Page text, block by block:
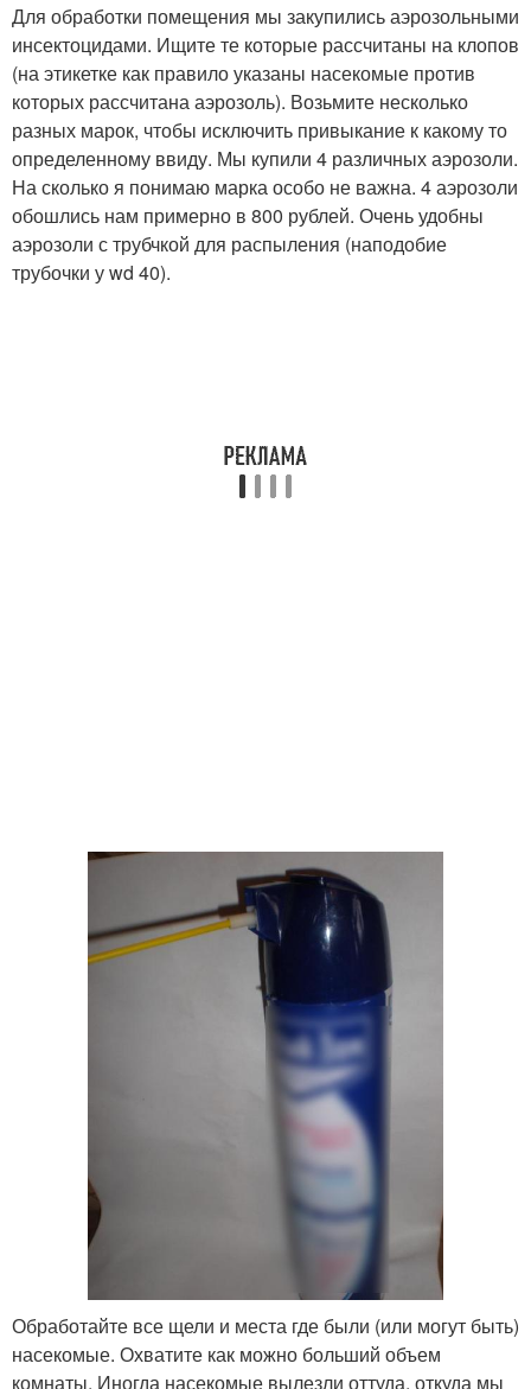
Для обработки помещения мы закупились аэрозольными
инсектоцидами. Ищите те которые рассчитаны на клопов
(на этикетке как правило указаны насекомые против
которых рассчитана аэрозоль). Возьмите несколько
разных марок, чтобы исключить привыкание к какому то
определенному ввиду. Мы купили 4 различных аэрозоли.
На сколько я понимаю марка особо не важна. 4 аэрозоли
обошлись нам примерно в 800 рублей. Очень удобны
аэрозоли с трубчкой для распыления (наподобие
трубочки у wd 40).
Обработайте все щели и места где были (или могут быть)
насекомые. Охватите как можно больший объем
комнаты. Иногда насекомые вылезли оттуда, откуда мы